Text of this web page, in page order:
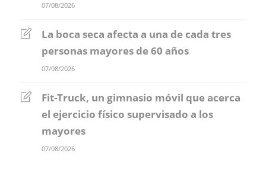
07/08/2026
La boca seca afecta a una de cada tres
personas mayores de 60 años
07/08/2026
Fit-Truck, un gimnasio móvil que acerca
el ejercicio físico supervisado a los
mayores
07/08/2026